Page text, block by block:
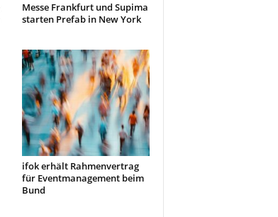
Messe Frankfurt und Supima
starten Prefab in New York
ifok erhält Rahmenvertrag
für Eventmanagement beim
Bund